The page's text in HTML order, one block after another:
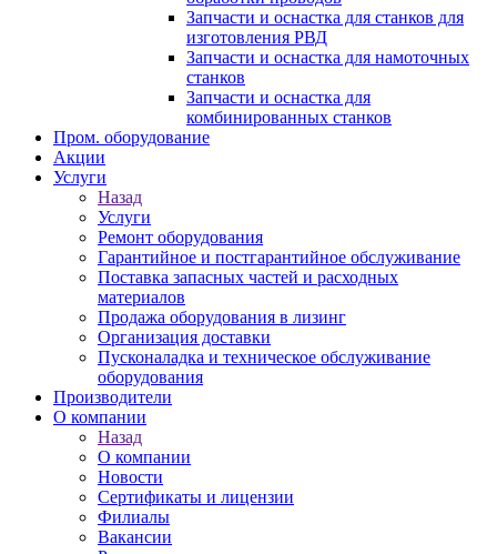
Запчасти и оснастка для станков для
изготовления РВД
Запчасти и оснастка для намоточных
станков
Запчасти и оснастка для
комбинированных станков
Пром. оборудование
Акции
Услуги
Назад
Услуги
Ремонт оборудования
Гарантийное и постгарантийное обслуживание
Поставка запасных частей и расходных
материалов
Продажа оборудования в лизинг
Организация доставки
Пусконаладка и техническое обслуживание
оборудования
Производители
О компании
Назад
О компании
Новости
Сертификаты и лицензии
Филиалы
Вакансии